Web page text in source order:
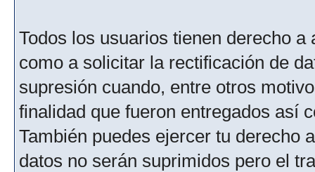
Todos los usuarios tienen derecho
como a solicitar la rectificación de
supresión cuando, entre otros
finalidad que fueron entregados así
También puedes ejercer tu derecho
datos no serán suprimidos pero el